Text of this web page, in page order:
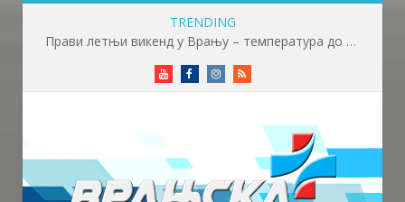
TRENDING
Прави летњи викенд у Врању – температура до 32 степена
YoutubeFacebookInstagram
RSS